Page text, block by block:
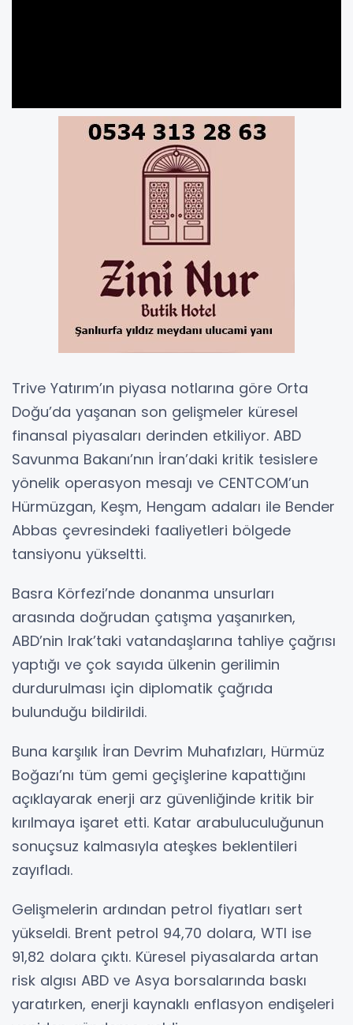
Trive Yatırım’ın piyasa notlarına göre Orta
Doğu’da yaşanan son gelişmeler küresel
finansal piyasaları derinden etkiliyor. ABD
Savunma Bakanı’nın İran’daki kritik tesislere
yönelik operasyon mesajı ve CENTCOM’un
Hürmüzgan, Keşm, Hengam adaları ile Bender
Abbas çevresindeki faaliyetleri bölgede
tansiyonu yükseltti.
Basra Körfezi’nde donanma unsurları
arasında doğrudan çatışma yaşanırken,
ABD’nin Irak’taki vatandaşlarına tahliye çağrısı
yaptığı ve çok sayıda ülkenin gerilimin
durdurulması için diplomatik çağrıda
bulunduğu bildirildi.
Buna karşılık İran Devrim Muhafızları, Hürmüz
Boğazı’nı tüm gemi geçişlerine kapattığını
açıklayarak enerji arz güvenliğinde kritik bir
kırılmaya işaret etti. Katar arabuluculuğunun
sonuçsuz kalmasıyla ateşkes beklentileri
zayıfladı.
Gelişmelerin ardından petrol fiyatları sert
yükseldi. Brent petrol 94,70 dolara, WTI ise
91,82 dolara çıktı. Küresel piyasalarda artan
risk algısı ABD ve Asya borsalarında baskı
yaratırken, enerji kaynaklı enflasyon endişeleri